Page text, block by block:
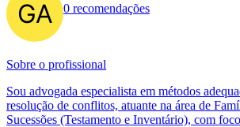
0 recomendações
Sobre o profissional
Sou advogada especialista em métodos
resolução de conflitos, atuante na área de
Sucessões (Testamento e Inventário), com